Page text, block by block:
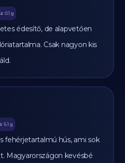
🫒 0.1 g
édesítő, de alapvetően
Csak nagyon kis
🫒 6.1 g
fehérjetartalmú hús, ami sok
Magyarországon kevésbé